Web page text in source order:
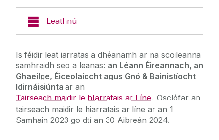
Leathnú
Cathair na Gaillimhe
An Chéad Chéim Eile
Is féidir leat iarratas a dhéanamh ar na scoileanna
samhraidh seo a leanas: an Léann Éireannach, an
Ghaeilge, Éiceolaíocht agus Gnó & Bainistíocht
Idirnáisiúnta ar an
Tairseach maidir le hIarratais ar Líne. Osclófar an
tairseach maidir le hiarratais ar líne ar an 1
Samhain 2023 go dtí an 30 Aibreán 2024.